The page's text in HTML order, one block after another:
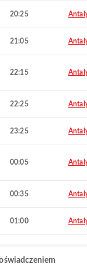
20:25
21:05
22:15
22:25
23:25
00:05
00:35
01:00